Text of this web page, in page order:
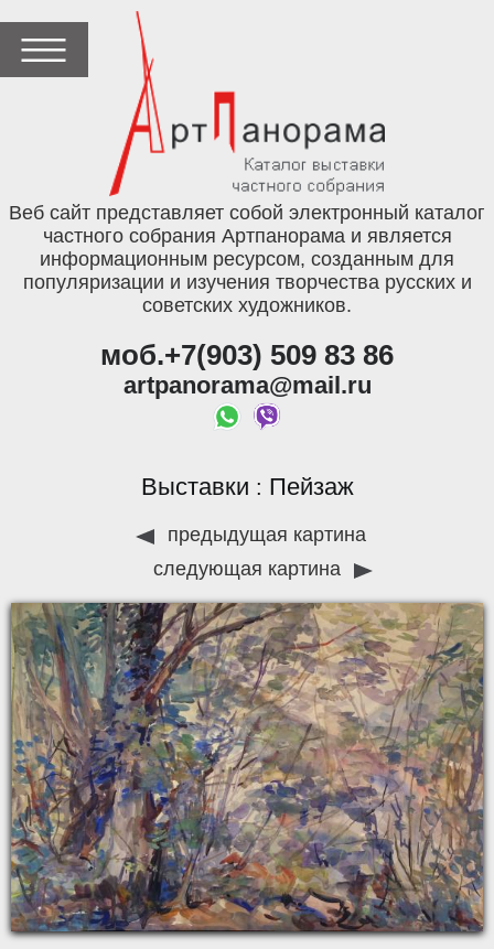
Веб сайт представляет собой электронный каталог
частного собрания Артпанорама и является
информационным ресурсом, созданным для
популяризации и изучения творчества русских и
советских художников.
моб.+7(903) 509 83 86
artpanorama@mail.ru
Выставки : Пейзаж
предыдущая картина
следующая картина